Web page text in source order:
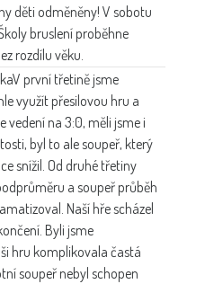
děti odměněny! V sobotu
bruslení proběhne
rozdílu věku.
V první třetině jsme
využít přesilovou hru a
vedení na 3:0, měli jsme i
byl to ale soupeř, který
snížil. Od druhé třetiny
a soupeř průběh
Naší hře scházel
Byli jsme
hru komplikovala častá
soupeř nebyl schopen